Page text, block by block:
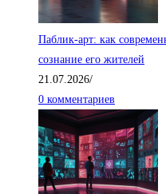
Паблик-арт: как
сознание его жителей
21.07.2026/
0 комментариев